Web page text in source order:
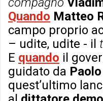
Quando Matteo
campo proprio
– udite, udite - il
E quando il
guidato da
quest’ultimo